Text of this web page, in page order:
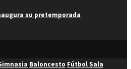
su pretemporada
Baloncesto Fútbol Sala